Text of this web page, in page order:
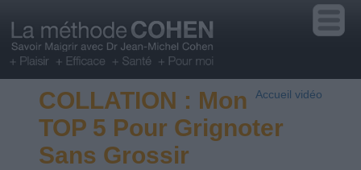
Accueil vidéo
COLLATION : Mon
TOP 5 Pour Grignoter
Sans Grossir